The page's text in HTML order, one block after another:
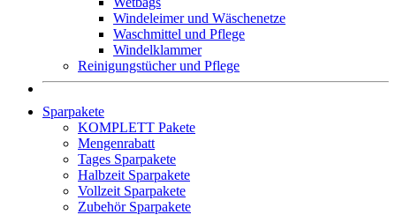
Windeleimer und Wäschenetze
Waschmittel und Pflege
Windelklammer
Reinigungstücher und Pflege
Sparpakete
KOMPLETT Pakete
Mengenrabatt
Tages Sparpakete
Halbzeit Sparpakete
Vollzeit Sparpakete
Zubehör Sparpakete